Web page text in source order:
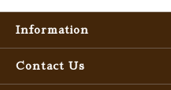
Information
Contact Us